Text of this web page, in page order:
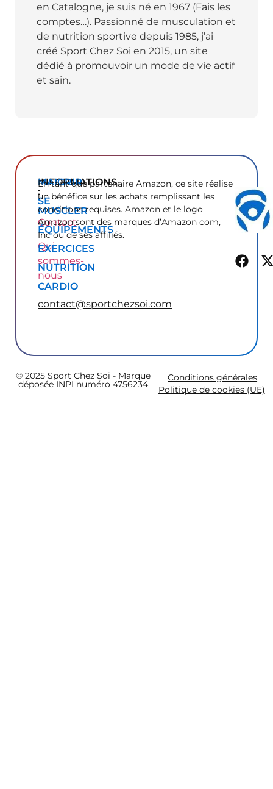
en Catalogne, je suis né en 1967 (Fais les
comptes…). Passionné de musculation et
de nutrition sportive depuis 1985, j’ai
créé Sport Chez Soi en 2015, un site
dédié à promouvoir un mode de vie actif
et sain.
INFORMATIONS
:
Contact
Qui
sommes-
nous
contact@sportchezsoi.com
MAIGRIR
SE
MUSCLER
ÉQUIPEMENTS
EXERCICES
NUTRITION
CARDIO
En tant que partenaire Amazon, ce site réalise
un bénéfice sur les achats remplissant les
conditions requises. Amazon et le logo
Amazon sont des marques d’Amazon com,
Inc ou de ses affiliés.
© 2025 Sport Chez Soi - Marque
déposée INPI numéro 4756234
Conditions générales
Politique de cookies (UE)